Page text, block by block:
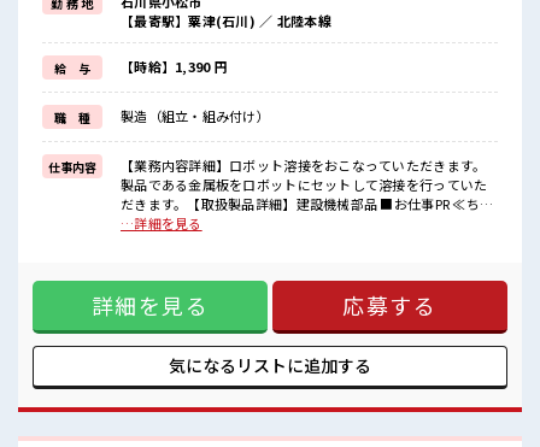
毎日の服装の悩み解消♪
≪未経験OKの仕事≫
新しいことにチャレンジするのは不安だけど、
しっかり働く環境が整っています！
イチからスキルUP・ステップUP目指していきましょう！
≪自分に向いている仕事が探せる≫
困った事などがあれば、
担当がしっかりサポートします！
■職場の雰囲気
20代の若い世代がたくさん活躍中の活気ある職場！
程よく残業あり！
【最寄駅】粟津(石川) ／ 北陸本線
給 与 【時給】1,390 円
職 種 製造（組立・組み付け）
仕事内容
【業務内容詳細】ロボット溶接をおこなっていただきます。
製品である金属板をロボットにセットして溶接を行っていた
だきます。【取扱製品詳細】建設機械部品 ■お仕事PR ≪ちょ
っとの残業で収入アップ≫ 残業は月20時間未満で、 ほどよく
ンジするのは不安だけど、 しっかり働く環境が整っていま
す！ イチからスキルUP・ステップUP目指していきましょ
う！ ≪自分に向いている仕事が探せる≫ 困った事などがあれ
ば、 担当がしっかりサポートします！ ■職場の雰囲気 20代の
若い世代がたくさん活躍中の活気ある職場！ 程よく残業あ
り！ 未経験から始めた方もイッパイ！ まずはチャレンジして
…詳細を見る
詳細を見る 応募する
気になるリストに追加する